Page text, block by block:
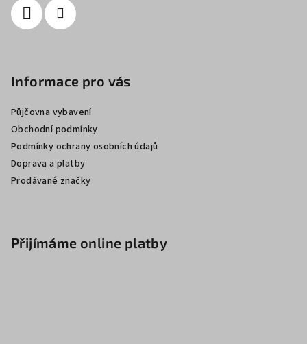
Informace pro vás
Půjčovna vybavení
Obchodní podmínky
Podmínky ochrany osobních údajů
Doprava a platby
Prodávané značky
Přijímáme online platby